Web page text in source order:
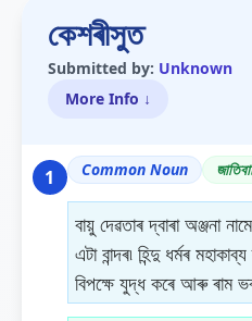
কেশৰীসুত
Submitted by: Unknown
More Info ↓
1 Common Noun
বায়ু দেৱতাৰ দ্বাৰা অঞ্জনা
এটা বান্দৰ৷ হিন্দু ধৰ্মৰ
বিপক্ষে যুদ্ধ কৰে আৰু ৰাম